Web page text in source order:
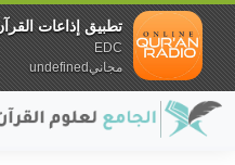
تطبيق إذاعات
EDC
مجانيundefined